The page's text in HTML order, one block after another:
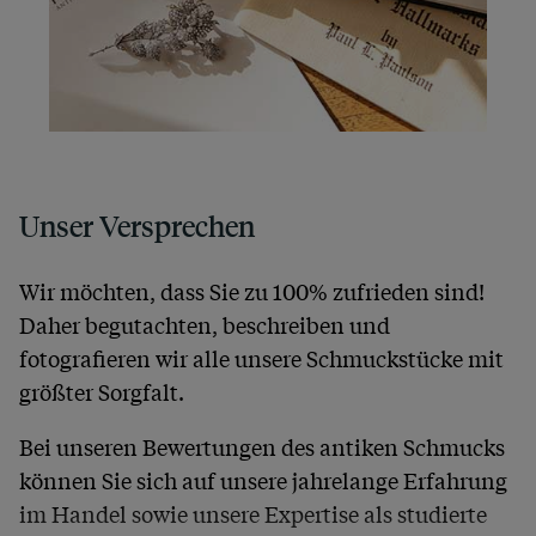
Unser Versprechen
Wir möchten, dass Sie zu 100% zufrieden sind!
Daher begutachten, beschreiben und
fotografieren wir alle unsere Schmuckstücke mit
größter Sorgfalt.
Bei unseren Bewertungen des antiken Schmucks
können Sie sich auf unsere jahrelange Erfahrung
im Handel sowie unsere Expertise als studierte